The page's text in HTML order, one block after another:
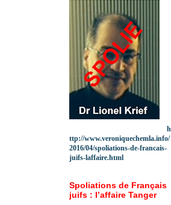
h
ttp://www.veroniquechemla.info/
2016/04/spoliations-de-francais-
juifs-laffaire.html
Spoliations de Français
juifs : l’affaire Tanger